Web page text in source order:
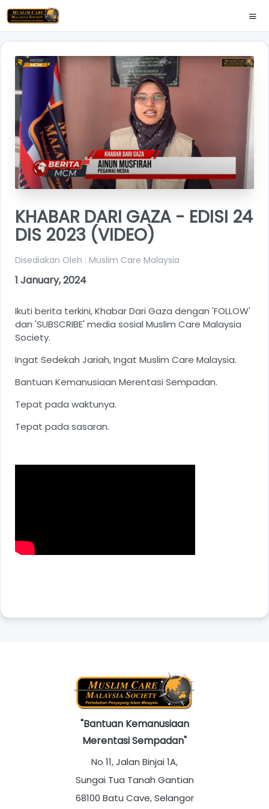
KHABAR DARI GAZA - EDISI 24
DIS 2023 (VIDEO)
Disediakan Oleh : Muslim Care Malaysia
1 January, 2024
Ikuti berita terkini, Khabar Dari Gaza dengan 'FOLLOW'
dan 'SUBSCRIBE' media sosial Muslim Care Malaysia
Society.
Ingat Sedekah Jariah, Ingat Muslim Care Malaysia.
Bantuan Kemanusiaan Merentasi Sempadan.
Tepat pada waktunya.
Tepat pada sasaran.
"Bantuan Kemanusiaan
Merentasi Sempadan"
No 11, Jalan Binjai 1A,
Sungai Tua Tanah Gantian
68100 Batu Cave, Selangor